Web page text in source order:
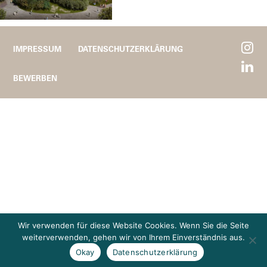
IMPRESSUM DATENSCHUTZERKLÄRUNG
BEWERBEN
Wir verwenden für diese Website Cookies. Wenn Sie die Seite
weiterverwenden, gehen wir von Ihrem Einverständnis aus.
Okay
Datenschutzerklärung